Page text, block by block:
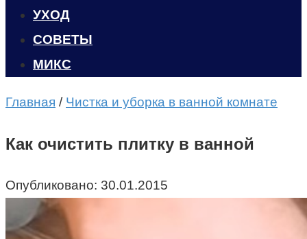
УХОД
CОВЕТЫ
МИКС
Главная / Чистка и уборка в ванной комнате
Как очистить плитку в ванной
Опубликовано: 30.01.2015